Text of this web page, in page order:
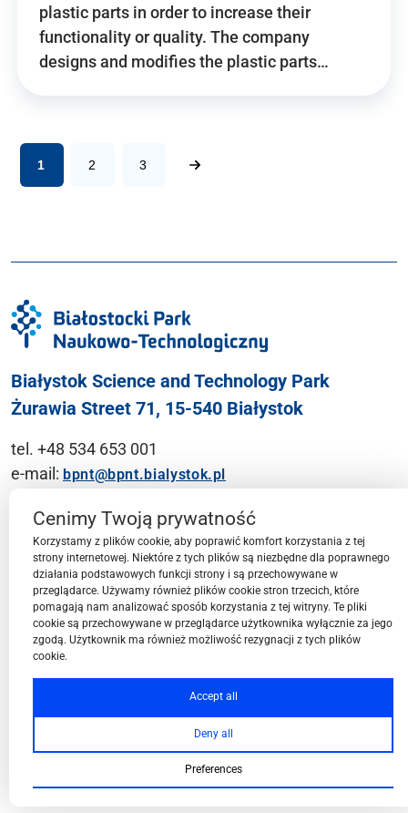
plastic parts in order to increase their
functionality or quality. The company
designs and modifies the plastic parts…
1 2 3
Białystok Science and Technology Park
Żurawia Street 71, 15-540 Białystok
tel. +48 534 653 001
e-mail: bpnt@bpnt.bialystok.pl
Contact
BPN-T Area
BPN-T Offer
Cenimy Twoją prywatność
Korzystamy z plików cookie, aby poprawić komfort korzystania z tej
strony internetowej. Niektóre z tych plików są niezbędne dla poprawnego
działania podstawowych funkcji strony i są przechowywane w
przeglądarce. Używamy również plików cookie stron trzecich, które
pomagają nam analizować sposób korzystania z tej witryny. Te pliki
cookie są przechowywane w przeglądarce użytkownika wyłącznie za jego
zgodą. Użytkownik ma również możliwość rezygnacji z tych plików
cookie.
Accept all
Deny all
Preferences